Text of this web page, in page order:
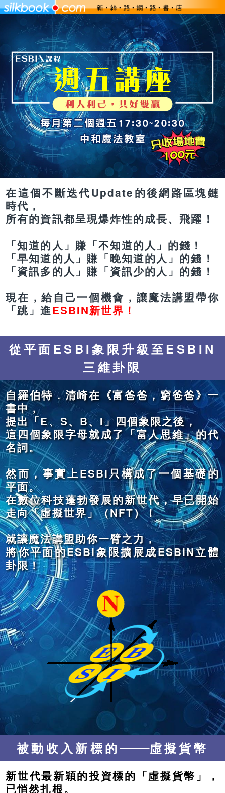
在這個不斷迭代Update的後網路區塊鏈
時代，
所有的資訊都呈現爆炸性的成長、飛躍！
「知道的人」賺「不知道的人」的錢！
「早知道的人」賺「晚知道的人」的錢！
「資訊多的人」賺「資訊少的人」的錢！
現在，給自己一個機會，讓魔法講盟帶你
「跳」進ESBIN新世界！
從平面ESBI象限升級至ESBIN
三維卦限
自羅伯特．清崎在《富爸爸，窮爸爸》一
書中，
提出「E、S、B、I」四個象限之後，
這四個象限字母就成了「富人思維」的代
名詞。
然而，事實上ESBI只構成了一個基礎的
平面。
在數位科技蓬勃發展的新世代，早已開始
走向「虛擬世界」（NFT）！
就讓魔法講盟助你一臂之力，
將你平面的ESBI象限擴展成ESBIN立體
卦限！
被動收入新標的 虛擬貨幣
新世代最新穎的投資標的「虛擬貨幣」，
已悄然扎根。